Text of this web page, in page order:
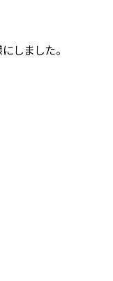
しました。